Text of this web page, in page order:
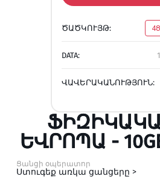
ԾԱԾԿՈՒՅԹ:
DATA:
ՎԱՎԵՐԱԿԱՆՈՒԹՅՈՒՆ:
ԵՎՐՈՊԱ -
Ցանցի օպերատոր
Ստուգեք առկա ցանցերը >